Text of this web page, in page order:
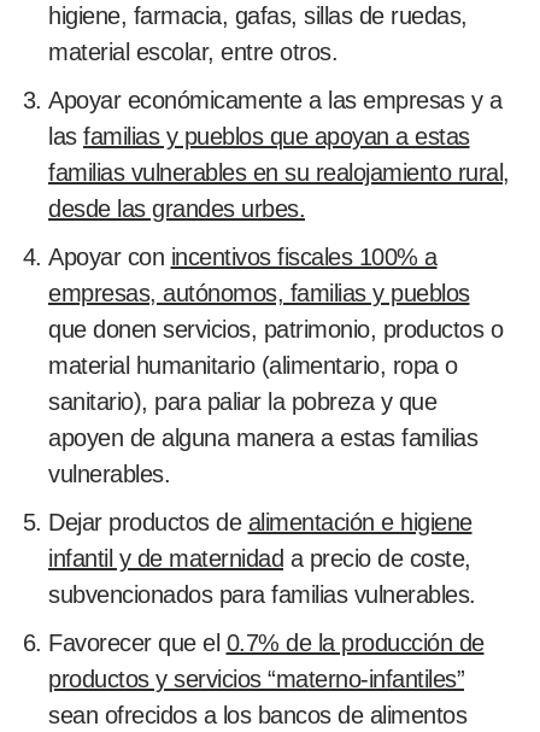
higiene, farmacia, gafas, sillas de ruedas,
material escolar, entre otros.
Apoyar económicamente a las empresas y a
las familias y pueblos que apoyan a estas
familias vulnerables en su realojamiento rural,
desde las grandes urbes.
Apoyar con incentivos fiscales 100% a
empresas, autónomos, familias y pueblos
que donen servicios, patrimonio, productos o
material humanitario (alimentario, ropa o
sanitario), para paliar la pobreza y que
apoyen de alguna manera a estas familias
vulnerables.
Dejar productos de alimentación e higiene
infantil y de maternidad a precio de coste,
subvencionados para familias vulnerables.
Favorecer que el 0.7% de la producción de
productos y servicios “materno-infantiles”
sean ofrecidos a los bancos de alimentos